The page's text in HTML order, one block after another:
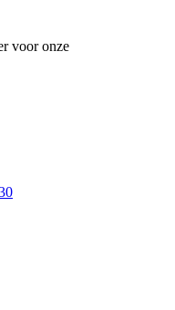
voor onze